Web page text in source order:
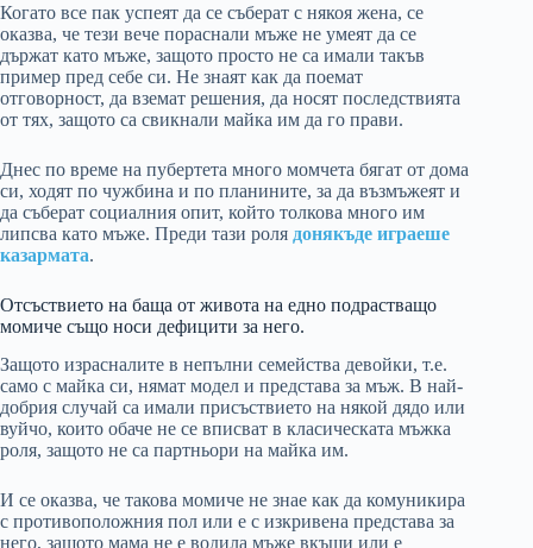
Когато все пак успеят да се съберат с някоя жена, се
оказва, че тези вече пораснали мъже не умеят да се
държат като мъже, защото просто не са имали такъв
пример пред себе си. Не знаят как да поемат
отговорност, да вземат решения, да носят последствията
от тях, защото са свикнали майка им да го прави.
Днес по време на пубертета много момчета бягат от дома
си, ходят по чужбина и по планините, за да възмъжеят и
да съберат социалния опит, който толкова много им
липсва като мъже. Преди тази роля донякъде играеше
казармата.
Отсъствието на баща от живота на едно подрастващо
момиче също носи дефицити за него.
Защото израсналите в непълни семейства девойки, т.е.
само с майка си, нямат модел и представа за мъж. В най-
добрия случай са имали присъствието на някой дядо или
вуйчо, които обаче не се вписват в класическата мъжка
роля, защото не са партньори на майка им.
И се оказва, че такова момиче не знае как да комуникира
с противоположния пол или е с изкривена представа за
него, защото мама не е водила мъже вкъщи или е